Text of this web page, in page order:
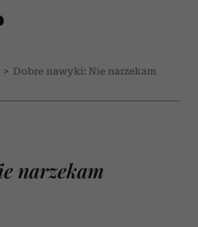
> Dobre nawyki: Nie narzekam
narzekam